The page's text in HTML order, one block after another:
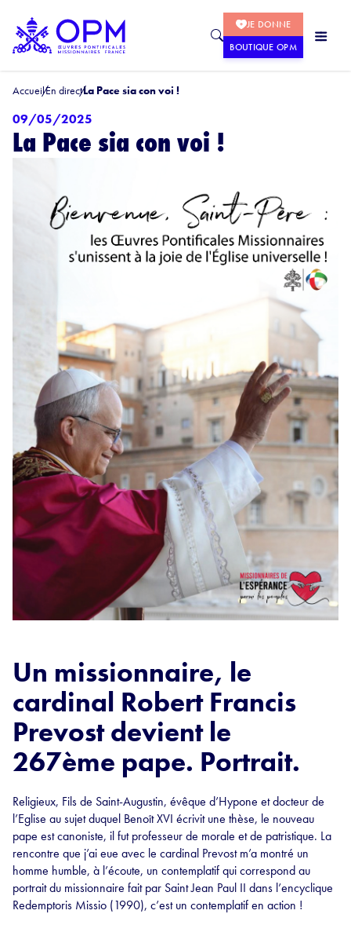
JE DONNE
BOUTIQUE OPM
AccueilEn directLa Pace sia con voi !
09/05/2025
La Pace sia con voi !
Un missionnaire, le
cardinal Robert Francis
Prevost devient le
267ème pape. Portrait.
Religieux, Fils de Saint-Augustin, évêque d’Hypone et docteur de
l’Eglise au sujet duquel Benoît XVI écrivit une thèse, le nouveau
pape est canoniste, il fut professeur de morale et de patristique. La
rencontre que j’ai eue avec le cardinal Prevost m’a montré un
homme humble, à l’écoute, un contemplatif qui correspond au
portrait du missionnaire fait par Saint Jean Paul II dans l’encyclique
Redemptoris Missio (1990), c’est un contemplatif en action !